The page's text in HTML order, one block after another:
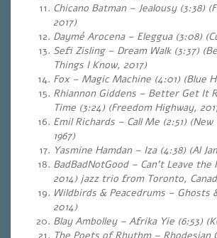
Chicano Batman – Jealousy (3:38)
2017)
Daymé Arocena – Eleggua (3:08)
Sefi Zisling – Dream Walk (3:37)
Things I Know, 2017)
Fox – Magic Machine (4:01) (Blue
Rhiannon Giddens – Better Get It
Time (3:24) (Freedom Highway,
Emil Richards – Call Me (2:51)
1967)
Yasmine Hamdan – Iza (4:38) (Al
BadBadNotGood – Can’t Leave
2014) jazz trio from Toronto,
Wildbirds & Peacedrums – Ghosts
2014)
Blay Ambolley – Afrika Yie (6:53)
The Poets of Rhythm – Rhodesian